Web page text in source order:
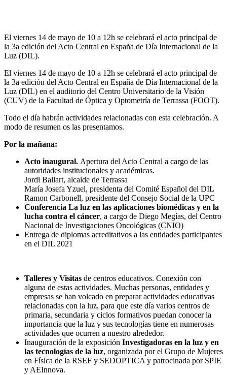
WhatsApp
El viernes 14 de mayo de 10 a 12h se celebrará el acto principal de
la 3a edición del Acto Central en España de Día Internacional de la
Luz (DIL).
El viernes 14 de mayo de 10 a 12h se celebrará el acto principal de
la 3a edición del Acto Central en España de Día Internacional de la
Luz (DIL) en el auditorio del Centro Universitario de la Visión
(CUV) de la Facultad de Óptica y Optometría de Terrassa (FOOT).
Todo el día habrán actividades relacionadas con esta celebración. A
modo de resumen os las presentamos.
Por la mañana:
Acto inaugural. Apertura del Acto Central a cargo de las
autoridades institucionales y académicas.
Jordi Ballart, alcalde de Terrassa
María Josefa Yzuel, presidenta del Comité Español del DIL
Ramon Carbonell, presidente del Consejo Social de la UPC
Conferencia La luz en las aplicaciones biomédicas y en la
lucha contra el cáncer, a cargo de Diego Megías, del Centro
Nacional de Investigaciones Oncológicas (CNIO)
Entrega de diplomas acreditativos a las entidades participantes
en el DIL 2021
Talleres y Visitas de centros educativos. Conexión con
alguna de estas actividades. Muchas personas, entidades y
empresas se han volcado en preparar actividades educativas
relacionadas con la luz, para que este día varios centros de
primaria, secundaria y ciclos formativos puedan conocer la
importancia que la luz y sus tecnologías tiene en numerosas
actividades que ocurren a nuestro alrededor.
Inauguración de la exposición Investigadoras en la luz y en
las tecnologías de la luz, organizada por el Grupo de Mujeres
en Física de la RSEF y SEDOPTICA y patrocinada por SPIE
y AEInnova.